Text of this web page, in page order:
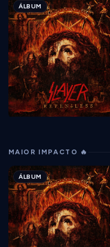
ÁLBUM
MAIOR IMPACTO 🔥
ÁLBUM